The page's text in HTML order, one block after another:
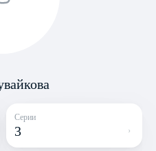
Серии
3